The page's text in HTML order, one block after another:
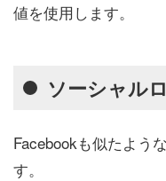
値を使用します。
ソーシャル
Facebookも似たよう
す。